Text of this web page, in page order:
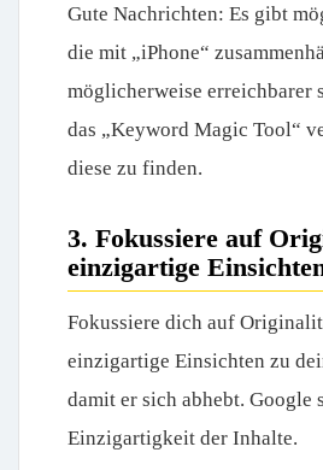
Gute Nachrichten: Es gibt
die mit „iPhone“
möglicherweise erreichbarer
das „Keyword Magic Tool“
diese zu finden.
3. Fokussiere auf
einzigartige
Fokussiere dich auf
einzigartige Einsichten zu
damit er sich abhebt. Google
Einzigartigkeit der Inhalte.